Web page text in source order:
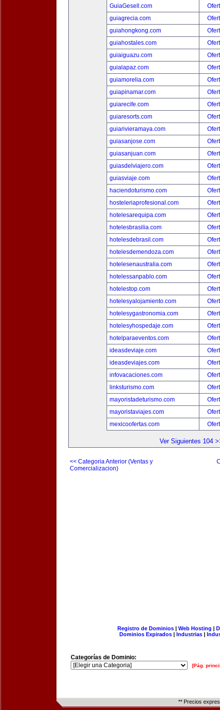
GuiaGesell.com
guiagrecia.com
guiahongkong.com
guiahostales.com
guiaiguazu.com
guialapaz.com
guiamorelia.com
guiapinamar.com
guiarecife.com
guiaresorts.com
guiarivieramaya.com
guiasanjose.com
guiasanjuan.com
guiasdelviajero.com
guiasviaje.com
haciendoturismo.com
hosteleriaprofesional.com
hotelesarequipa.com
hotelesbrasilia.com
hotelesdebrasil.com
hotelesdemendoza.com
hotelesenaustralia.com
hotelessanpablo.com
hotelestop.com
hotelesyalojamiento.com
hotelesygastronomia.com
hotelesyhospedaje.com
hotelparaeventos.com
ideasdeviaje.com
ideasdeviajes.com
infovacaciones.com
linksturismo.com
mayoristadeturismo.com
mayoristaviajes.com
mexicoofertas.com
Ver Siguientes 104
<< Categoria Anterior (Ventas y
Comercializacion)
Registro de Dominios| Web Hosting |
Dominios Expirados | Industrias |
Categorías de Dominio:
[Pág.
** Precios